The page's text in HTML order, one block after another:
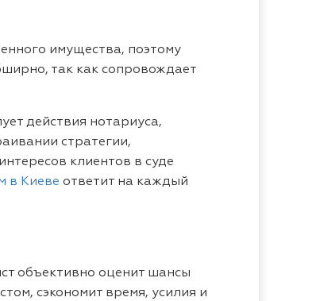
имущества, поэтому
так как сопровождает
действия нотариуса,
стратегии,
клиентов в суде
в Киеве ответит на каждый
объективно оценит шансы
сэкономит время, усилия и